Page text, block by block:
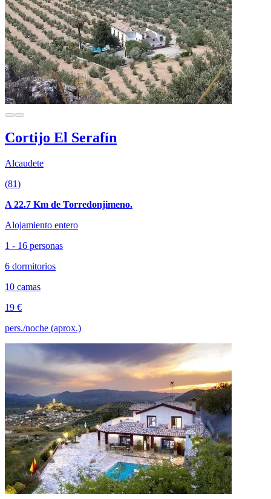
Cortijo El Serafín
Alcaudete
(81)
A 22.7 Km de Torredonjimeno.
Alojamiento entero
1 - 16 personas
6 dormitorios
10 camas
19 €
pers./noche (aprox.)